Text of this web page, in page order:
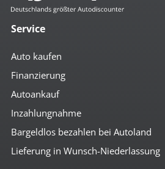
Service
Auto kaufen
Finanzierung
Autoankauf
Inzahlungnahme
Bargeldlos bezahlen bei Autoland
Lieferung in Wunsch-Niederlassung